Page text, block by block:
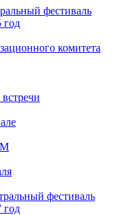
фестиваль
год
комитета
фестиваль
год